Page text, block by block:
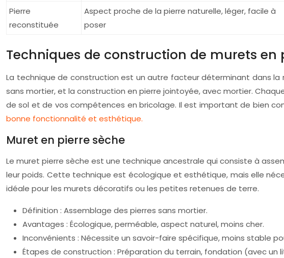
Pierre
reconstituée
Aspect proche de la pierre naturelle, léger, facile à
poser
Techniques de construction de murets en
La technique de construction est un autre facteur déterminant dans
sans mortier, et la construction en pierre jointoyée, avec mortier.
de sol et de vos compétences en bricolage. Il est important de bien
bonne fonctionnalité et esthétique.
Muret en pierre sèche
Le muret pierre sèche est une technique ancestrale qui consiste à
leur poids. Cette technique est écologique et esthétique, mais elle
idéale pour les murets décoratifs ou les petites retenues de terre.
Définition : Assemblage des pierres sans mortier.
Avantages : Écologique, perméable, aspect naturel, moins cher.
Inconvénients : Nécessite un savoir-faire spécifique, moins stable
Étapes de construction : Préparation du terrain, fondation (avec un